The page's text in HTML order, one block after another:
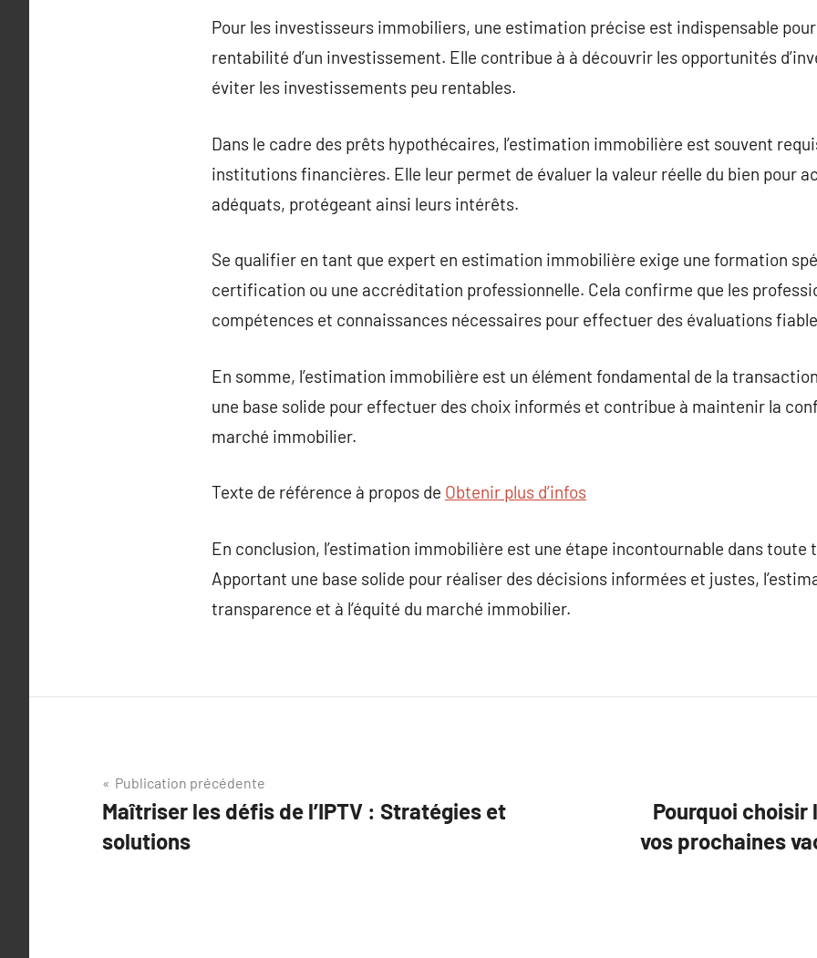
Pour les investisseurs immobiliers, une estimation précise est indispensable
rentabilité d’un investissement. Elle contribue à à découvrir les opportunités
éviter les investissements peu rentables.
Dans le cadre des prêts hypothécaires, l’estimation immobilière est souvent
institutions financières. Elle leur permet de évaluer la valeur réelle du bien pour
adéquats, protégeant ainsi leurs intérêts.
Se qualifier en tant que expert en estimation immobilière exige une formation
certification ou une accréditation professionnelle. Cela confirme que les
compétences et connaissances nécessaires pour effectuer des évaluations
En somme, l’estimation immobilière est un élément fondamental de la
une base solide pour effectuer des choix informés et contribue à maintenir la
marché immobilier.
Texte de référence à propos de Obtenir plus d’infos
En conclusion, l’estimation immobilière est une étape incontournable dans
Apportant une base solide pour réaliser des décisions informées et justes,
transparence et à l’équité du marché immobilier.
Navigation
de
l’article
Publication précédente
Maîtriser les défis de l’IPTV : Stratégies et
solutions
Pourquoi choisir
vos prochaines